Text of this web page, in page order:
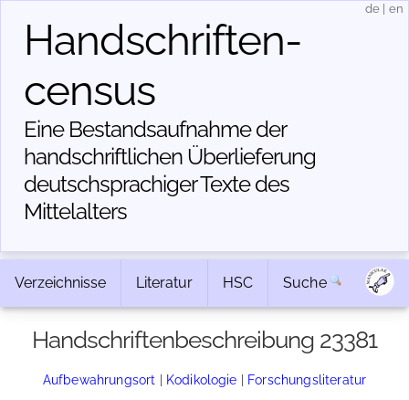
Handschriften­
census
Eine Bestandsaufnahme der
handschriftlichen Über­lieferung
deutschsprachiger Texte des
Mittelalters
de en
Verzeichnisse Literatur HSC Suche
Handschriftenbeschreibung 23381
Aufbewahrungsort | Kodikologie | Forschungsliteratur